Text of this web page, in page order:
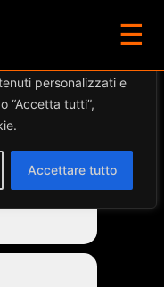
personalizzati e
“Accetta tutti”,
Accettare tutto
☰